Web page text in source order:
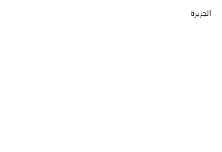
الجزيرة